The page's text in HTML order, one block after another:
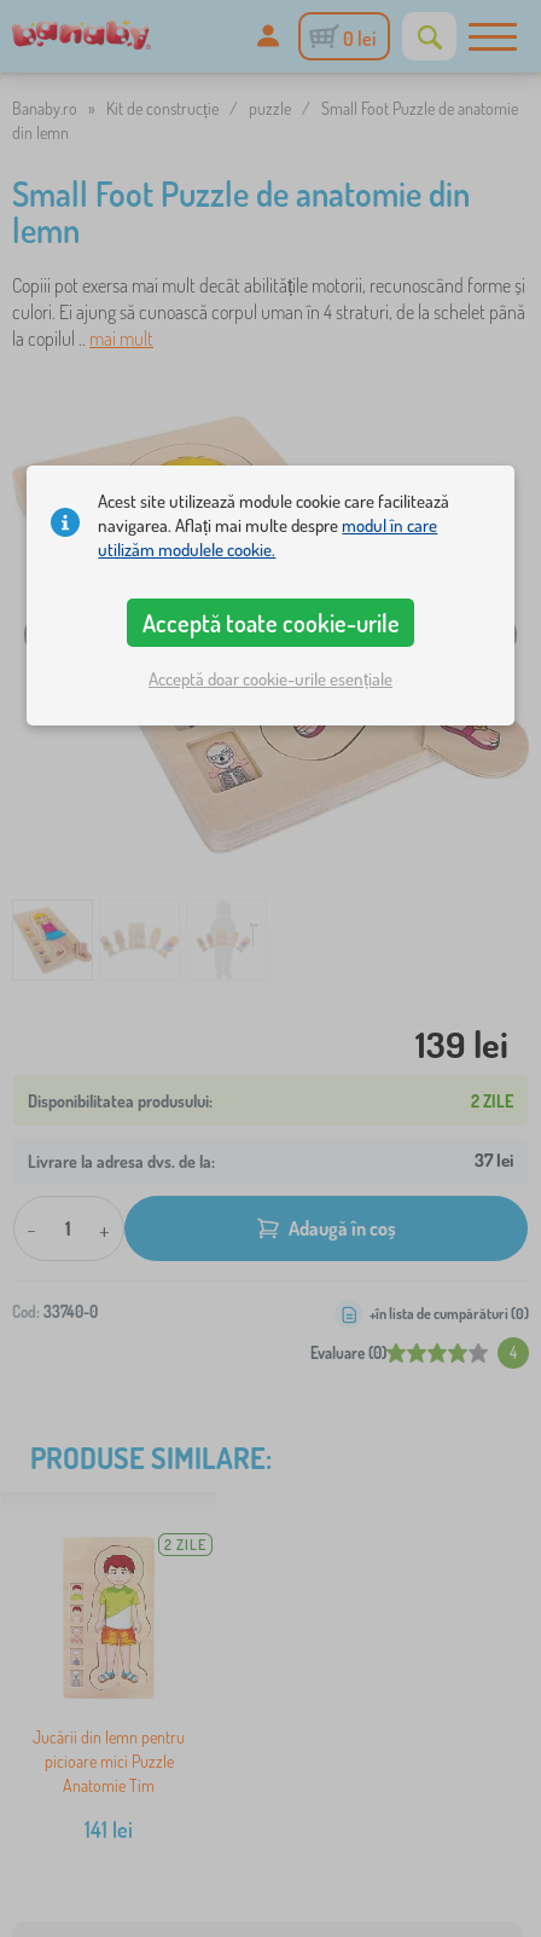
0 lei
Banaby.ro » Kit de construcție / puzzle / Small Foot Puzzle de anatomie
din lemn
Small Foot Puzzle de anatomie din
lemn
Copiii pot exersa mai mult decât abilitățile motorii, recunoscând forme și
culori. Ei ajung să cunoască corpul uman în 4 straturi, de la schelet până
la copilul .. mai mult
139 lei
2 ZILE
Livrare la adresa dvs. de la: 37 lei
- + Adaugă în coș
Cod: 33740-0
Evaluare (0) 4
+în lista de cumpărături (0)
PRODUSE SIMILARE:
2 ZILE
Jucării din lemn pentru
picioare mici Puzzle
Anatomie Tim
141 lei
Acest site utilizează module cookie care facilitează
navigarea. Aflați mai multe despremodul în care
utilizăm modulele cookie.
Acceptă toate cookie-urile
Acceptă doar cookie-urile esențiale